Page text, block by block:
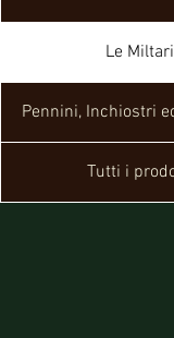
Le Miltari
Pennini, Inchiostri
Tutti i